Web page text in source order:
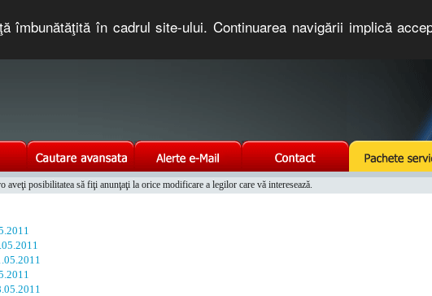
în cadrul site-ului. Continuarea navigării implică
posibilitatea să fiţi anunţaţi la orice modificare a legilor care vă interesează.